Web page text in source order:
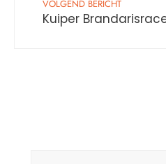
VOLGEND BERICHT
Kuiper